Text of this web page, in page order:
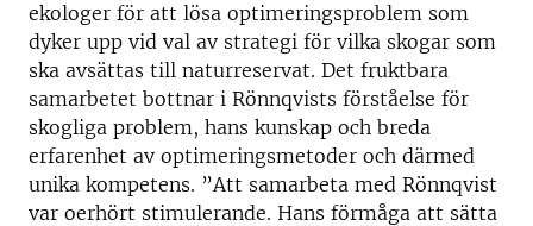
ekologer för att lösa optimeringsproblem som
dyker upp vid val av strategi för vilka skogar som
ska avsättas till naturreservat. Det fruktbara
samarbetet bottnar i Rönnqvists förståelse för
skogliga problem, hans kunskap och breda
erfarenhet av optimeringsmetoder och därmed
unika kompetens. ”Att samarbeta med Rönnqvist
var oerhört stimulerande. Hans förmåga att sätta